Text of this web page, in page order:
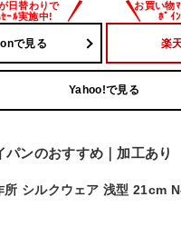
で見る 楽
Yahoo!で見る
パンのおすすめ｜加工あり
所 シルクウェア 浅型 21cm